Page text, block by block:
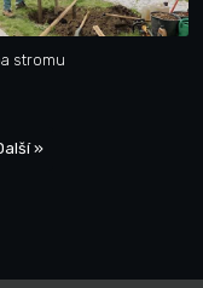
stromu
»